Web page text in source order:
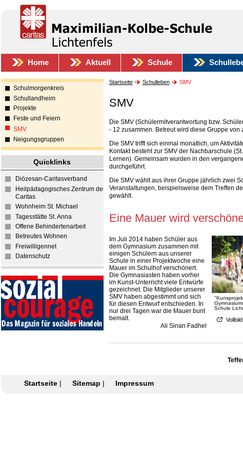
Home Aktuell Schule
Schulmorgenkreis
Schullandheim
Projekte
Feste und Feiern
SMV
Neigungsgruppen
Quicklinks
Diözesan-Caritasverband
Heilpädagogisches Zentrum der
Caritas
Wohnheim St. Michael
Tagesstätte St. Anna
Offene Behindertenarbeit
Betreutes Wohnen
Freiwilligennet
Datenschutz
Startseite Schulleben SMV
SMV
Die SMV (Schülermitverantwortung bzw.
- 12 zusammen. Betreut wird diese Gruppe
Die SMV trifft sich einmal monatlich, um
Kontakt besteht zur SMV der Nachbarschule
Lernen). Gemeinsam wurden in den
durchgeführt.
Die SMV wählt aus ihrer Gruppe jährlich zwei
Veranstaltungen, beispielsweise dem Treffen
gewählt.
Eine Mauer wird
Schule
Vollbild
Im Juli 2014 haben Schüler aus
dem Gymnasium zusammen mit
einigen Schülern aus unserer
Schule in einer Projektwoche eine
Mauer im Schulhof verschönert.
Die Gymnasiasten haben vorher
im Kunst-Unterricht viele Entwürfe
gezeichnet. Die Mitglieder unserer
SMV haben abgestimmt und sich
für diesen Entwurf entschieden. In
nur drei Tagen war die Mauer bunt
bemalt.
Ali Sinan Fadhel
Startseite| Sitemap | Impressum